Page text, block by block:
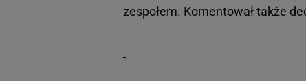
zespołem. Komentował także